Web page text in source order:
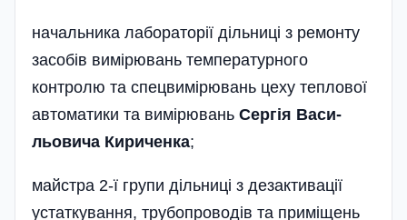
начальника лабораторії діль­ниці з ремонту
засобів вимірювань температурного
контролю та спецвимірювань цеху теплової
автоматики та вимірювань Сергія Васи­
льовича Кириченка;
майстра 2-ї групи дільниці з дезак­тивації
устаткування, трубопроводів та приміщень